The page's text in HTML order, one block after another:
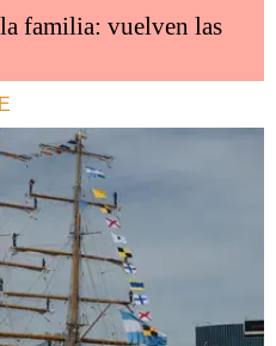
familia: vuelven las